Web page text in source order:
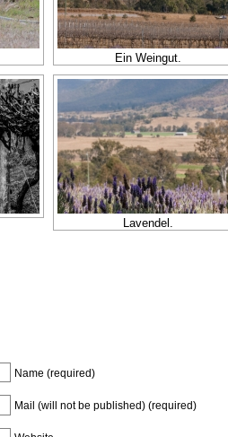
Ein Weingut.
Lavendel.
Name (required)
Mail (will not be published) (required)